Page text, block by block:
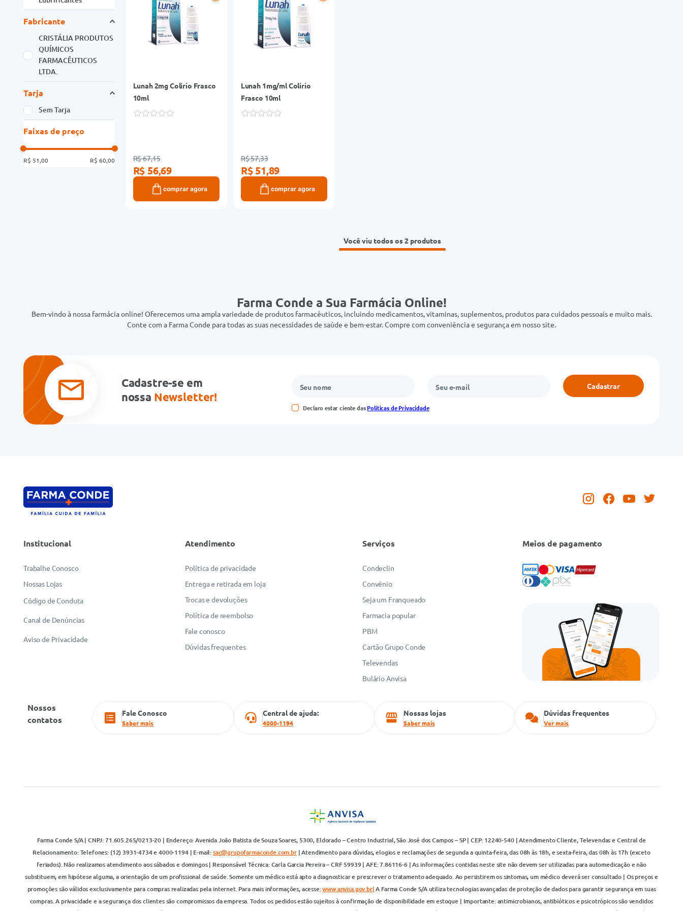
Fabricante
CRISTÁLIA PRODUTOS
QUÍMICOS
FARMACÊUTICOS
LTDA.
Tarja
Sem Tarja
Faixas de preço
R$ 51,00 R$ 60,00
Lunah 2mg Colírio Frasco
10ml
R$ 67,15
R$ 56,69
comprar agora
Lunah 1mg/ml Colírio
Frasco 10ml
R$ 57,33
R$ 51,89
comprar agora
Você viu todos os 2
Farma Conde a Sua Farmácia Online!
Bem-vindo à nossa farmácia online! Oferecemos uma ampla variedade de produtos farmacêuticos, incluindo medicamentos, vitaminas, suplementos, produtos para cuidados pessoais e muito mais.
Conte com a Farma Conde para todas as suas necessidades de saúde e bem-estar. Compre com conveniência e segurança em nosso site.
Cadastre-se em
nossa Newsletter!
Declaro estar ciente dasPolíticas de Privacidade
Cadastrar
Institucional
Trabalhe Conosco
Nossas Lojas
Código de Conduta
Canal de Denúncias
Aviso de Privacidade
Atendimento
Política de privacidade
Entrega e retirada em loja
Trocas e devoluções
Política de reembolso
Fale conosco
Dúvidas frequentes
Serviços
Condeclin
Convênio
Seja um Franqueado
Farmacia popular
PBM
Cartão Grupo Conde
Televendas
Bulário Anvisa
Meios de pagamento
Nossos
contatos
Fale Conosco
Saber mais
Central de ajuda:
4000-1194
Nossas lojas
Saber mais
Dúvidas frequentes
Ver mais
Farma Conde S/A | CNPJ: 71.605.265/0213-20 | Endereço: Avenida João Batista de Souza Soares, 5300, Eldorado – Centro Industrial, São José dos Campos – SP | CEP: 12240-540 | Atendimento Cliente, Televendas e Central de
Relacionamento: Telefones: (12) 3931-4734 e 4000-1194 | E-mail:sac@grupofarmaconde.com.br| Atendimento para dúvidas, elogios e reclamações de segunda a quinta-feira, das 08h às 18h, e sexta-feira, das 08h às 17h (exceto
feriados). Não realizamos atendimento aos sábados e domingos | Responsável Técnica: Carla Garcia Pereira – CRF 59939 | AFE: 7.86116-6 | As informações contidas neste site não devem ser utilizadas para automedicação e não
substituem, em hipótese alguma, a orientação de um profissional de saúde. Somente um médico está apto a diagnosticar e prescrever o tratamento adequado. Ao persistirem os sintomas, um médico deverá ser consultado | Os preços e
promoções são válidos exclusivamente para compras realizadas pela internet. Para mais informações, acesse:www.anvisa.gov.br|A Farma Conde S/A utiliza tecnologias avançadas de proteção de dados para garantir segurança em suas
compras. A privacidade e a segurança dos clientes são compromissos da empresa. Todos os pedidos estão sujeitos à confirmação de disponibilidade em estoque | Importante: antimicrobianos, antibióticos e psicotrópicos são vendidos